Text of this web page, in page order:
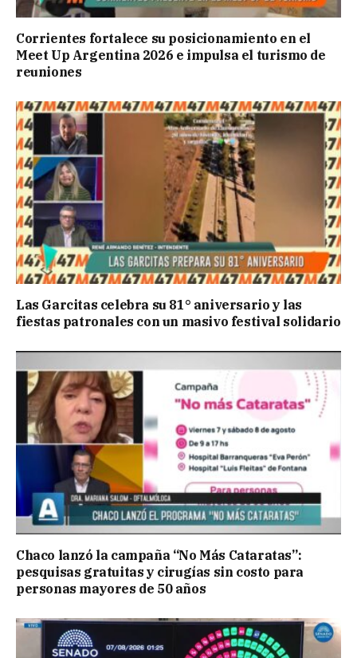
Corrientes fortalece su posicionamiento en el
Meet Up Argentina 2026 e impulsa el turismo de
reuniones
Las Garcitas celebra su 81° aniversario y las
fiestas patronales con un masivo festival solidario
Chaco lanzó la campaña “No Más Cataratas”:
pesquisas gratuitas y cirugías sin costo para
personas mayores de 50 años